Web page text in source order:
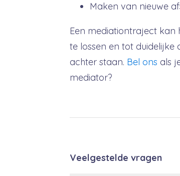
Maken van nieuwe
Een mediationtraject kan
te lossen en tot
achter staan. Bel ons als
mediator?
Veelgestelde vragen